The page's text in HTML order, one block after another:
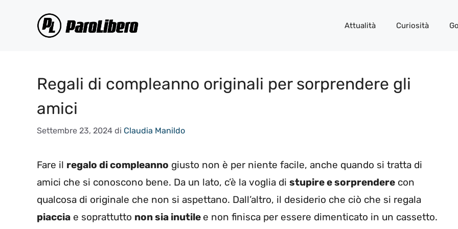
Attualità Curiosità
Regali di compleanno originali per sorprendere gli
amici
Settembre 23, 2024 di Claudia Manildo
Fare il regalo di compleanno giusto non è per niente facile, anche quando si tratta di
amici che si conoscono bene. Da un lato, c’è la voglia di stupire e sorprendere con
qualcosa di originale che non si aspettano. Dall’altro, il desiderio che ciò che si regala
piaccia e soprattutto non sia inutile e non finisca per essere dimenticato in un cassetto.